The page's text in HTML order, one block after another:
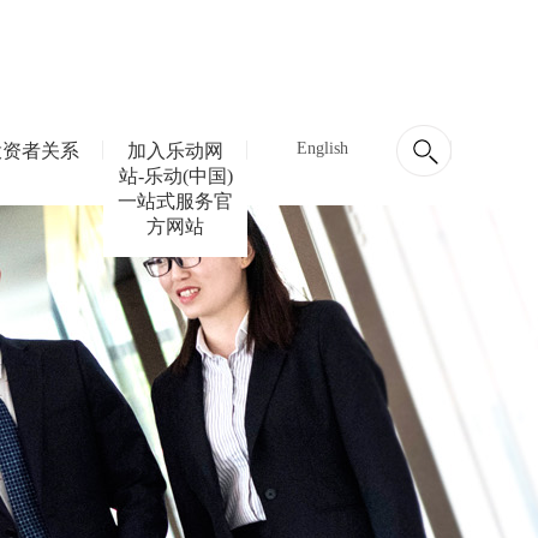
者关系
加入乐动网
站-乐动(中国)
一站式服务官
方网站
English